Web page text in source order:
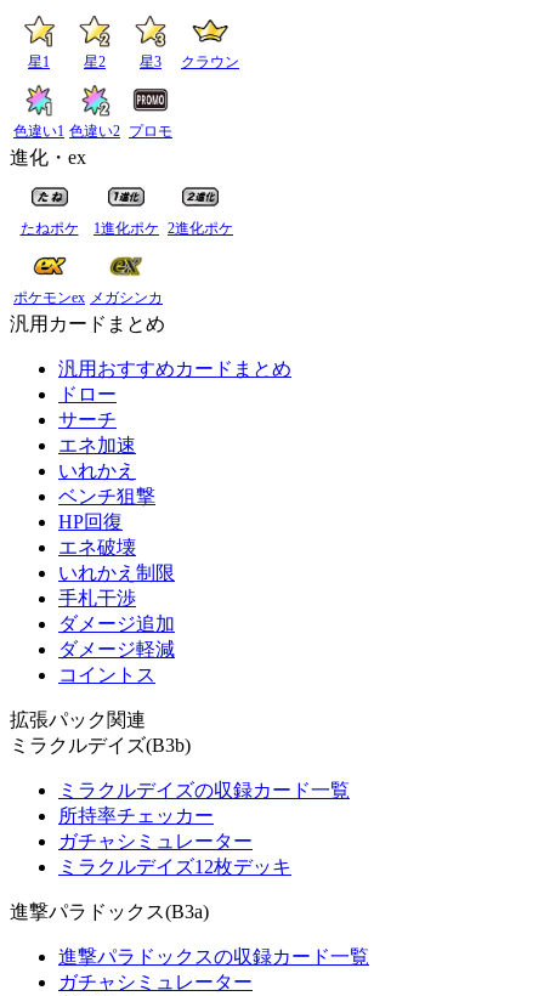
星1 星2 星3 クラウン
色違い1 色違い2 プロモ
進化・ex
たねポケ 1進化ポケ 2進化ポケ
ポケモンex メガシンカ
汎用カードまとめ
汎用おすすめカードまとめ
ドロー
サーチ
エネ加速
いれかえ
ベンチ狙撃
HP回復
エネ破壊
いれかえ制限
手札干渉
ダメージ追加
ダメージ軽減
コイントス
拡張パック関連
ミラクルデイズ(B3b)
ミラクルデイズの収録カード一覧
所持率チェッカー
ガチャシミュレーター
ミラクルデイズ12枚デッキ
進撃パラドックス(B3a)
進撃パラドックスの収録カード一覧
ガチャシミュレーター